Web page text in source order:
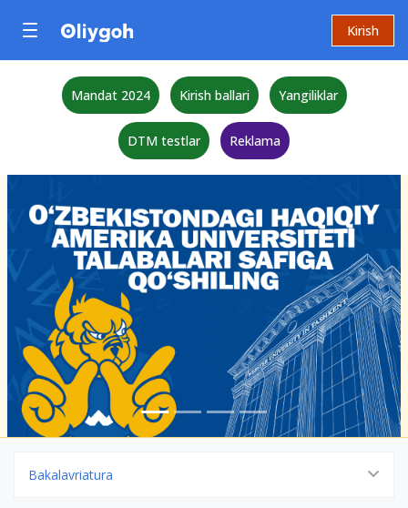
Kirish
Mandat 2024 Kirish ballari Yangiliklar
DTM testlar Reklama
Bakalavriatura